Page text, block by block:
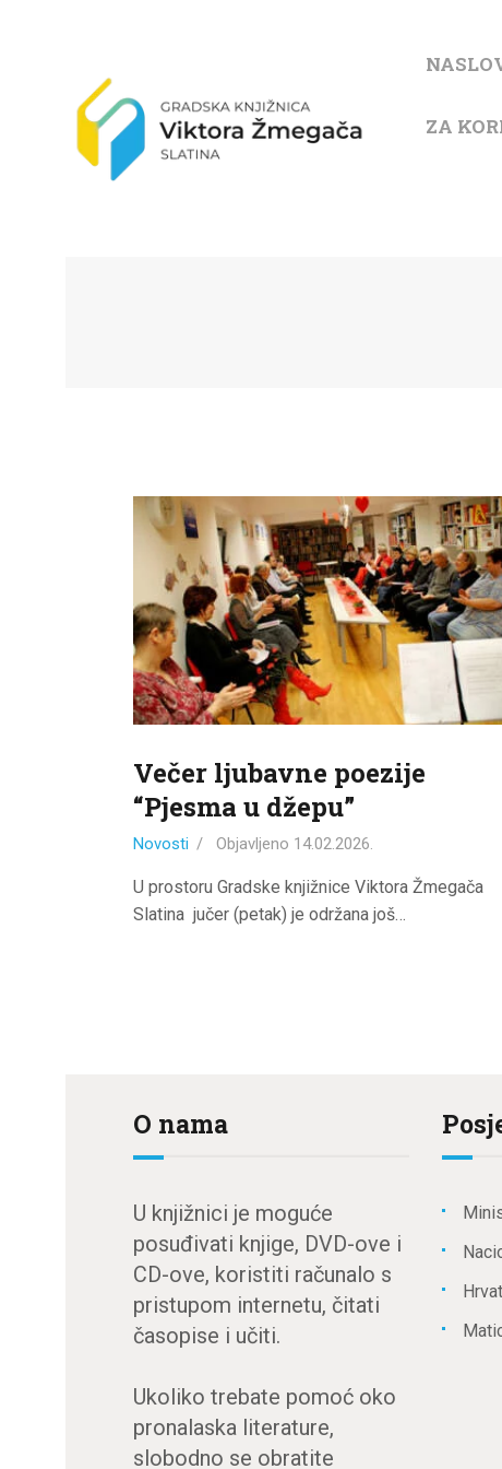
ZA
Večer ljubavne poezije
“Pjesma u džepu”
Novosti Objavljeno 14.02.2026.
U prostoru Gradske knjižnice Viktora Žmegača
Slatina jučer (petak) je održana još…
O nama
U knjižnici je moguće
posuđivati knjige, DVD-ove i
CD-ove, koristiti računalo s
pristupom internetu, čitati
časopise i učiti.
Ukoliko trebate pomoć oko
pronalaska literature,
slobodno se obratite